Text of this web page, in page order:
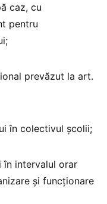
caz, cu
pentru
prevăzut la art.
în colectivul școlii;
în intervalul orar
și funcționare